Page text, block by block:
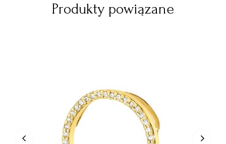
Produkty powiązane